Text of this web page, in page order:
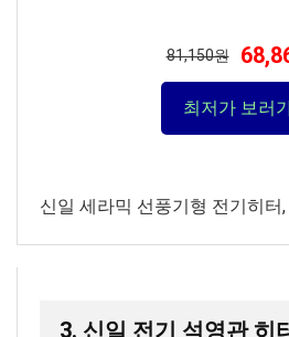
81,150원
최저가 보러
신일 세라믹 선풍기형 전기히터
3. 신일 전기 석영관 히